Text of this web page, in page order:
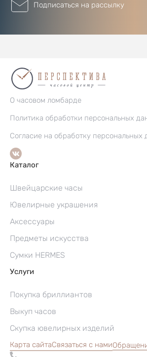
Подписаться на рассылку
О часовом ломбарде
Политика обработки персональных
Согласие на обработку персональных
Каталог
Швейцарские часы
Ювелирные украшения
Аксессуары
Предметы искусства
Сумки HERMES
Услуги
Покупка бриллиантов
Выкуп часов
Скупка ювелирных изделий
Карта сайтаСвязаться с нами